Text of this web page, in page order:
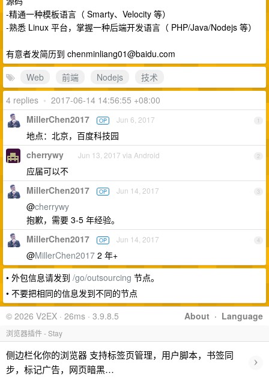
-精通一种模板语言（ Smarty、Velocity 等）
-熟悉 Linux 平台，掌握一种后端开发语言（ PHP/Java/Nodejs 等）
有意者发简历到 chenminliang01@baidu.com
Web
前端 Nodejs
技术
4 replies • 2017-06-14 14:56:55 +08:00
1
MillerChen2017 OP Jun 6, 2017
地点：北京，百度科技园
2
cherrywy Jun 13, 2017 via Android
应届可以不
3
MillerChen2017 OP Jun 14, 2017
@cherrywy
抱歉，需要 3-5 年经验。
4
MillerChen2017 OP Jun 14, 2017
@MillerChen2017 2 年+
• 外包信息请发到 /go/outsourcing 节点。
• 不要把相同的信息发到不同的节点
About · Language
© 2026 V2EX · 26ms · 3.9.8.5
浏览器插件 - Stay
侧边栏化你的浏览器 支持标签页管理，用户脚本，书签同
步，标记广告，网页暗黑…
›